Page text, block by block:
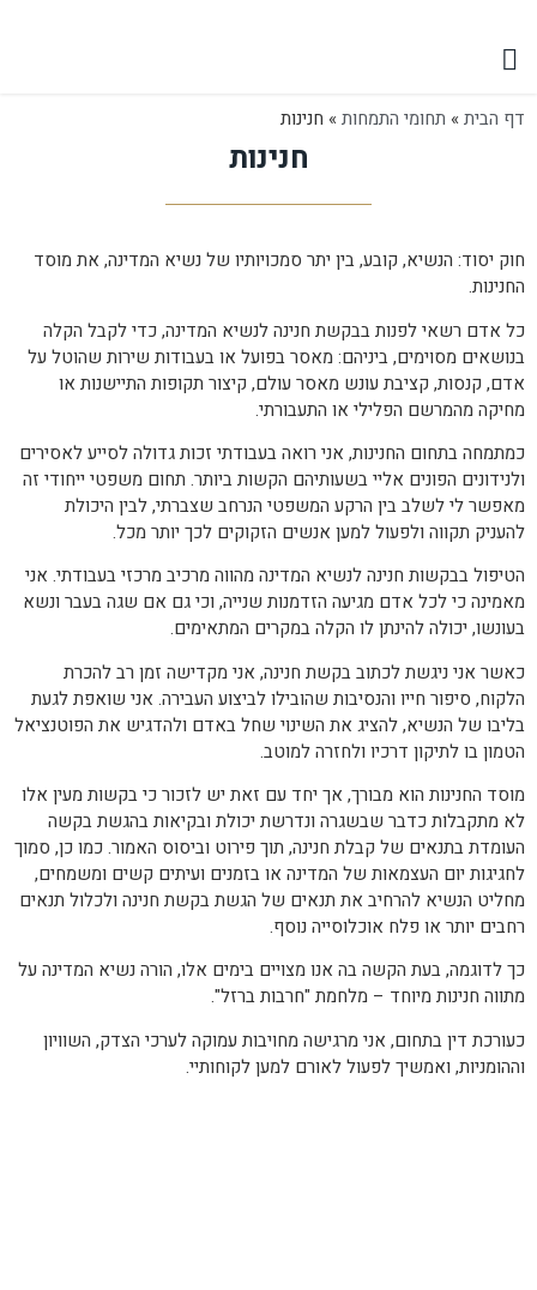
דף הבית » תחומי התמחות » חנינות
חנינות
חוק יסוד: הנשיא, קובע, בין יתר סמכויותיו של נשיא המדינה, את מוסד
החנינות.
כל אדם רשאי לפנות בבקשת חנינה לנשיא המדינה, כדי לקבל הקלה
בנושאים מסוימים, ביניהם: מאסר בפועל או בעבודות שירות שהוטל על
אדם, קנסות, קציבת עונש מאסר עולם, קיצור תקופות התיישנות או
מחיקה מהמרשם הפלילי או התעבורתי.
כמתמחה בתחום החנינות, אני רואה בעבודתי זכות גדולה לסייע לאסירים
ולנידונים הפונים אליי בשעותיהם הקשות ביותר. תחום משפטי ייחודי זה
מאפשר לי לשלב בין הרקע המשפטי הנרחב שצברתי, לבין היכולת
להעניק תקווה ולפעול למען אנשים הזקוקים לכך יותר מכל.
הטיפול בבקשות חנינה לנשיא המדינה מהווה מרכיב מרכזי בעבודתי. אני
מאמינה כי לכל אדם מגיעה הזדמנות שנייה, וכי גם אם שגה בעבר ונשא
בעונשו, יכולה להינתן לו הקלה במקרים המתאימים.
כאשר אני ניגשת לכתוב בקשת חנינה, אני מקדישה זמן רב להכרת
הלקוח, סיפור חייו והנסיבות שהובילו לביצוע העבירה. אני שואפת לגעת
בליבו של הנשיא, להציג את השינוי שחל באדם ולהדגיש את הפוטנציאל
הטמון בו לתיקון דרכיו ולחזרה למוטב.
מוסד החנינות הוא מבורך, אך יחד עם זאת יש לזכור כי בקשות מעין אלו
לא מתקבלות כדבר שבשגרה ונדרשת יכולת ובקיאות בהגשת בקשה
העומדת בתנאים של קבלת חנינה, תוך פירוט וביסוס האמור. כמו כן, סמוך
לחגיגות יום העצמאות של המדינה או בזמנים ועיתים קשים ומשמחים,
מחליט הנשיא להרחיב את תנאים של הגשת בקשת חנינה ולכלול תנאים
רחבים יותר או פלח אוכלוסייה נוסף.
כך לדוגמה, בעת הקשה בה אנו מצויים בימים אלו, הורה נשיא המדינה על
מתווה חנינות מיוחד – מלחמת "חרבות ברזל".
כעורכת דין בתחום, אני מרגישה מחויבות עמוקה לערכי הצדק, השוויון
וההומניות, ואמשיך לפעול לאורם למען לקוחותיי.